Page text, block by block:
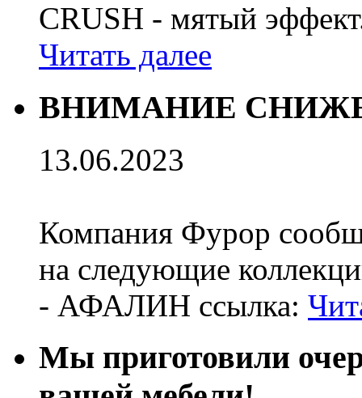
CRUSH - мятый
Читать далее
ВНИМАНИЕ
13.06.2023
Компания Фурор
на следующие
- АФАЛИН ссылка:
Мы приготовили